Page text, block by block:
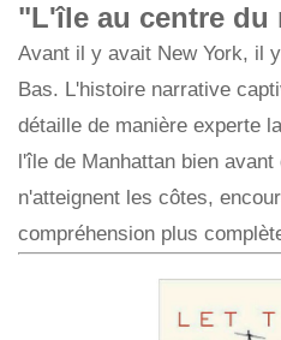
"L'île au centre du
Avant il y avait New York, il
Bas. L'histoire narrative
détaille de manière experte
l'île de Manhattan bien
n'atteignent les côtes,
compréhension plus